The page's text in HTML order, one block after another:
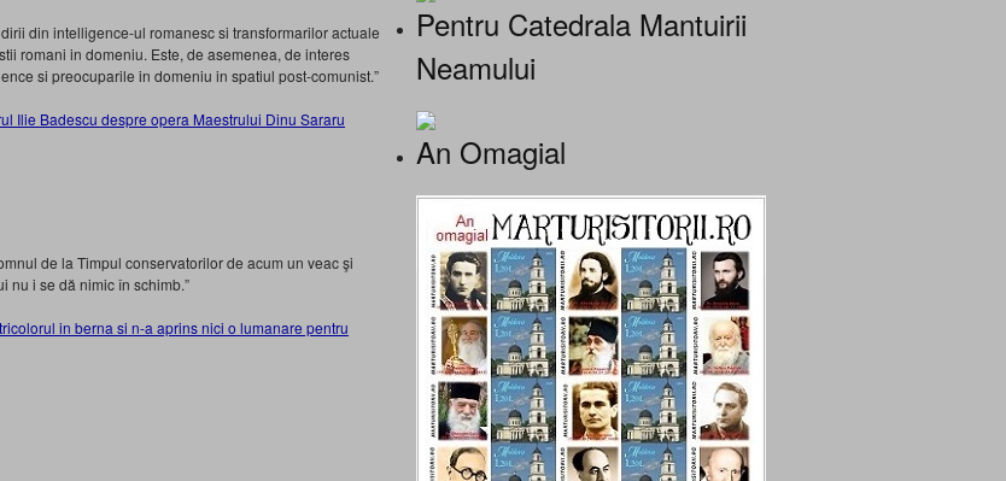
din intelligence-ul romanesc si transformarilor actuale
romani in domeniu. Este, de asemenea, de interes
si preocuparile in domeniu in spatiul post-comunist.”
Ilie Badescu despre opera Maestrului Dinu Sararu
de la Timpul conservatorilor de acum un veac şi
nu i se dă nimic în schimb.”
in berna si n-a aprins nici o lumanare pentru
Pentru Catedrala Mantuirii
Neamului
An Omagial